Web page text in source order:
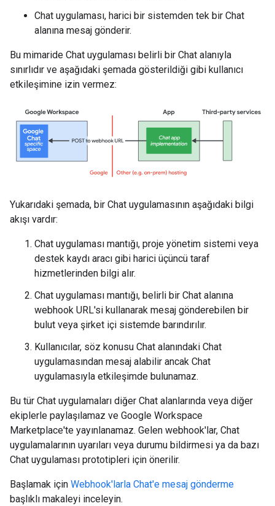
Chat uygulaması, harici bir sistemden tek bir Chat
alanına mesaj gönderir.
Bu mimaride Chat uygulaması belirli bir Chat alanıyla
sınırlıdır ve aşağıdaki şemada gösterildiği gibi kullanıcı
etkileşimine izin vermez:
Yukarıdaki şemada, bir Chat uygulamasının aşağıdaki bilgi
akışı vardır:
Chat uygulaması mantığı, proje yönetim sistemi veya
destek kaydı aracı gibi harici üçüncü taraf
hizmetlerinden bilgi alır.
Chat uygulaması mantığı, belirli bir Chat alanına
webhook URL'si kullanarak mesaj gönderebilen bir
bulut veya şirket içi sistemde barındırılır.
Kullanıcılar, söz konusu Chat alanındaki Chat
uygulamasından mesaj alabilir ancak Chat
uygulamasıyla etkileşimde bulunamaz.
Bu tür Chat uygulamaları diğer Chat alanlarında veya diğer
ekiplerle paylaşılamaz ve Google Workspace
Marketplace'te yayınlanamaz. Gelen webhook'lar, Chat
uygulamalarının uyarıları veya durumu bildirmesi ya da bazı
Chat uygulaması prototipleri için önerilir.
Başlamak için Webhook'larla Chat'e mesaj gönderme
başlıklı makaleyi inceleyin.